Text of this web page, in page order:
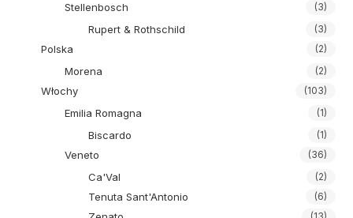
Stellenbosch (3)
Rupert & Rothschild (3)
Polska (2)
Morena (2)
Włochy (103)
Emilia Romagna (1)
Biscardo (1)
Veneto (36)
Ca'Val (2)
Tenuta Sant'Antonio (6)